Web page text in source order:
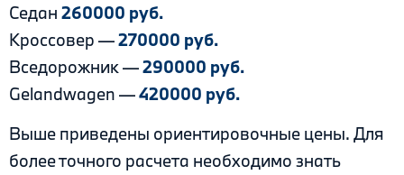
Седан 260000 руб.
Кроссовер —270000 руб.
Вседорожник —290000 руб.
Gelandwagen —420000 руб.
Выше приведены ориентировочные цены. Для
более точного расчета необходимо знать